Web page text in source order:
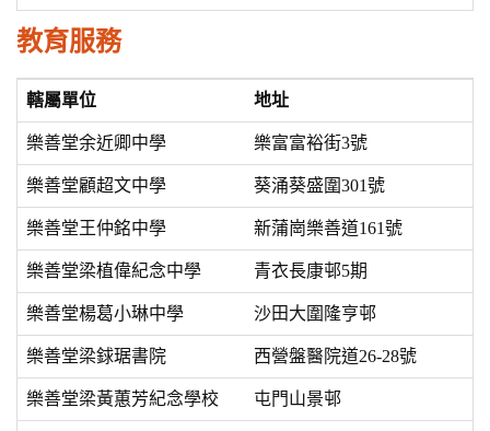
教育服務
轄屬單位 地址
樂善堂余近卿中學 樂富富裕街3號
樂善堂顧超文中學 葵涌葵盛圍301號
樂善堂王仲銘中學 新蒲崗樂善道161號
樂善堂梁植偉紀念中學 青衣長康邨5期
樂善堂楊葛小琳中學 沙田大圍隆亨邨
樂善堂梁銶琚書院 西營盤醫院道26-28號
樂善堂梁黃蕙芳紀念學校 屯門山景邨